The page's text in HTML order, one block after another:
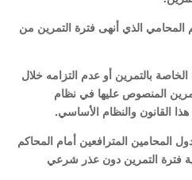
المحامي الذي أنهى فترة التمرين من
بالتمرين أو عدم التزامه خلال
المنصوص عليها في نظام
القانون والنظام الأساسي.
المترافعين أمام المحاكم
فترة التمرين دون عذر شرعي